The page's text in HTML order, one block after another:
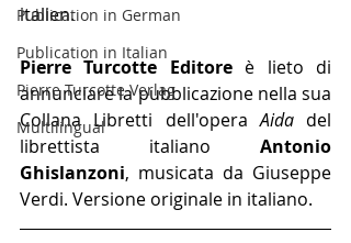
Publication in German
Publication in Italian
Pierre Turcotte Verlag
Multilingual
italien.
Pierre Turcotte Editore è lieto di
annunciare la pubblicazione nella sua
Collana Libretti dell'opera Aida del
librettista italiano Antonio
Ghislanzoni, musicata da Giuseppe
Verdi. Versione originale in italiano.